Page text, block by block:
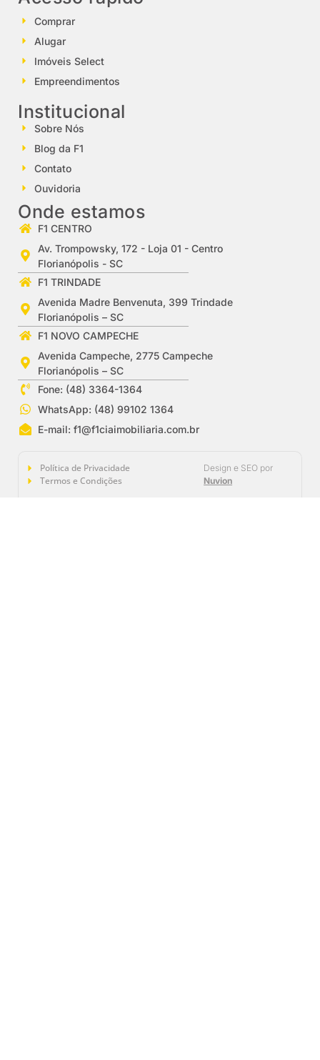
Comprar
Alugar
Imóveis Select
Empreendimentos
Institucional
Sobre Nós
Blog da F1
Contato
Ouvidoria
Onde estamos
F1 CENTRO
Av. Trompowsky, 172 - Loja 01 - Centro
Florianópolis - SC
F1 TRINDADE
Avenida Madre Benvenuta, 399 Trindade
Florianópolis – SC
F1 NOVO CAMPECHE
Avenida Campeche, 2775 Campeche
Florianópolis – SC
Fone: (48) 3364-1364
WhatsApp: (48) 99102 1364
E-mail:f1@f1ciaimobiliaria.com.br
Política de Privacidade
Termos e Condições
Design e SEO por
Nuvion